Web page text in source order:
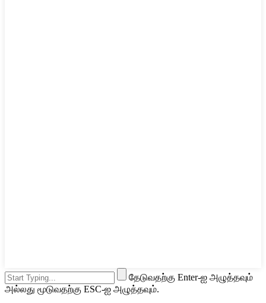
தேடுவதற்கு Enter-ஐ அழுத்தவும்
அல்லது மூடுவதற்கு ESC-ஐ அழுத்தவும்.